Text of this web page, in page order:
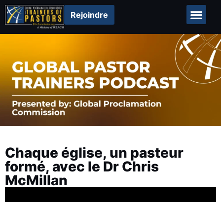
Rejoindre
Chaque église, un pasteur
formé, avec le Dr Chris
McMillan